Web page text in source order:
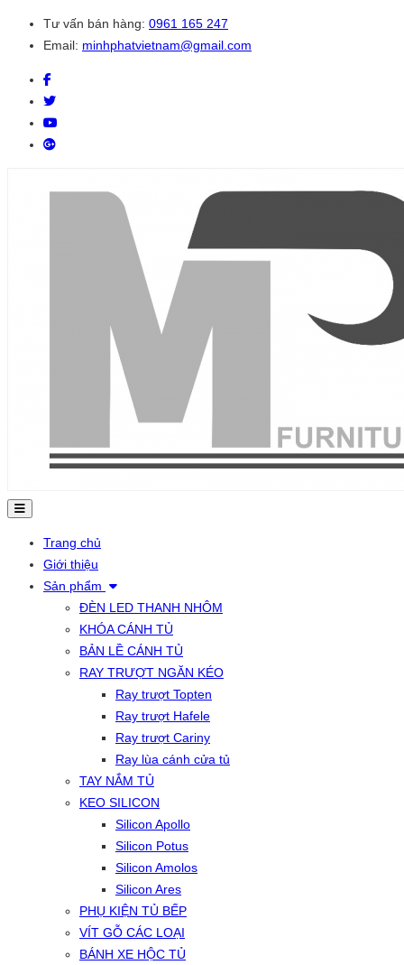
Tư vấn bán hàng: 0961 165 247
Email: minhphatvietnam@gmail.com
Trang chủ
Giới thiệu
Sản phẩm
ĐÈN LED THANH NHÔM
KHÓA CÁNH TỦ
BẢN LỀ CÁNH TỦ
RAY TRƯỢT NGĂN KÉO
Ray trượt Topten
Ray trượt Hafele
Ray trượt Cariny
Ray lùa cánh cửa tủ
TAY NẮM TỦ
KEO SILICON
Silicon Apollo
Silicon Potus
Silicon Amolos
Silicon Ares
PHỤ KIỆN TỦ BẾP
VÍT GỖ CÁC LOẠI
BÁNH XE HỘC TỦ